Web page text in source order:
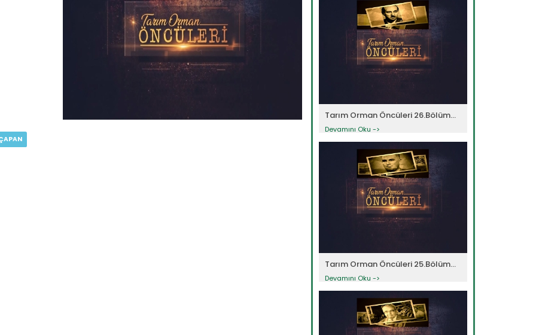
Tarım Orman Öncüleri 26.Bölüm...
Devamını Oku ->
Tarım Orman Öncüleri 25.Bölüm...
Devamını Oku ->